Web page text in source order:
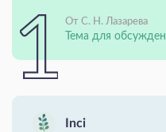
От С. Н. Лазарева
Тема для
Inci